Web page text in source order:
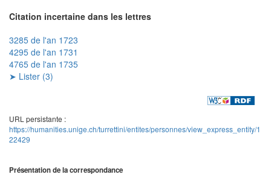
Citation incertaine dans les lettres
3285 de l'an 1723
4295 de l'an 1731
4765 de l'an 1735
➤ Lister (3)
URL persistante :
https://humanities.unige.ch/turrettini/entites/personnes/view_express_entity/1
22429
Présentation de la correspondance